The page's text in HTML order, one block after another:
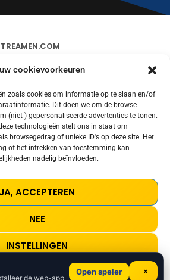
cookievoorkeuren
zoals cookies om informatie op te slaan en/of
Dit doen we om de browse-
(niet-) gepersonaliseerde advertenties te tonen.
technologieën stelt ons in staat om
browsegedrag of unieke ID's op deze site. Het
of het intrekken van toestemming kan
nadelig beïnvloeden.
JA, ACCEPTEREN
NEE
INSTELLINGEN
Policy Privacy Policy
You
de web-app
Open speler ×